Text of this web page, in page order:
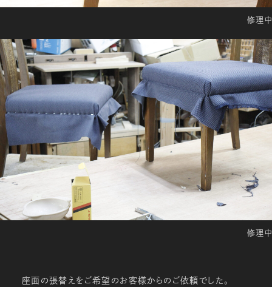
修理中
修理中
座面の張替えをご希望のお客様からのご依頼でした。